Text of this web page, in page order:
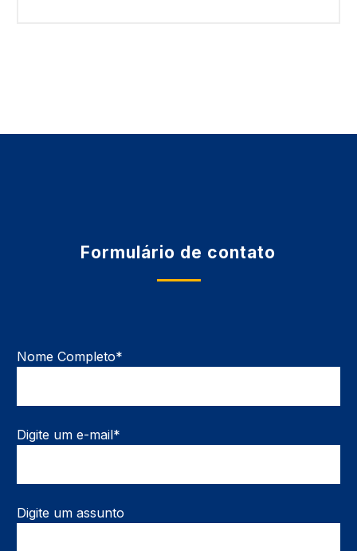
Formulário de contato
Nome Completo*
Digite um e-mail*
Digite um assunto